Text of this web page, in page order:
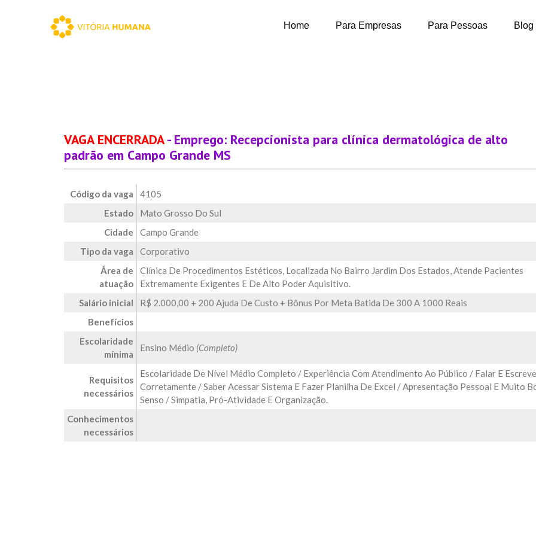
Home Para Empresas Para Pessoas Blog
VAGA ENCERRADA- Emprego: Recepcionista para clínica dermatológica de alto
padrão em Campo Grande MS
Código da vaga
4105
Estado
Mato Grosso Do Sul
Cidade
Campo Grande
Tipo da vaga
Corporativo
Área de
atuação
Clínica De Procedimentos Estéticos, Localizada No Bairro Jardim Dos Estados, Atende Pacientes
Extremamente Exigentes E De Alto Poder Aquisitivo.
Salário inicial
R$ 2.000,00 + 200 Ajuda De Custo + Bônus Por Meta Batida De 300 A 1000 Reais
Benefícios
Escolaridade
mínima
Ensino Médio (Completo)
Requisitos
necessários
Escolaridade De Nível Médio Completo / Experiência Com Atendimento Ao Público / Falar E
Corretamente / Saber Acessar Sistema E Fazer Planilha De Excel / Apresentação Pessoal E Muito
Senso / Simpatia, Pró-Atividade E Organização.
Conhecimentos
necessários